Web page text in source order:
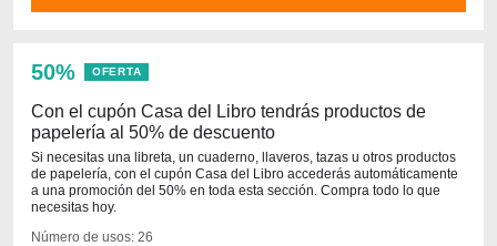
50% OFERTA
Con el cupón Casa del Libro tendrás productos de
papelería al 50% de descuento
Si necesitas una libreta, un cuaderno, llaveros, tazas u otros productos
de papelería, con el cupón Casa del Libro accederás automáticamente
a una promoción del 50% en toda esta sección. Compra todo lo que
necesitas hoy.
Número de usos: 26